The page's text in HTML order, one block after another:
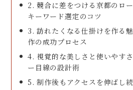
2. 競合に差をつける京都のロ
キーワード選定のコツ
3. 訪れたくなる仕掛けを作る
作の成功プロセス
4. 視覚的な美しさと使いやす
ー目線の設計術
5. 制作後もアクセスを伸ばし